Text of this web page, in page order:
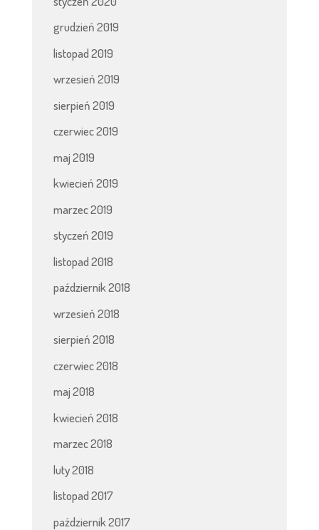
grudzień 2019
listopad 2019
wrzesień 2019
sierpień 2019
czerwiec 2019
maj 2019
kwiecień 2019
marzec 2019
styczeń 2019
listopad 2018
październik 2018
wrzesień 2018
sierpień 2018
czerwiec 2018
maj 2018
kwiecień 2018
marzec 2018
luty 2018
listopad 2017
październik 2017